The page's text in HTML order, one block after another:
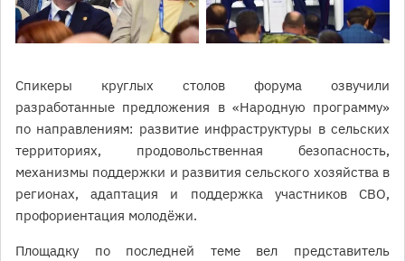
Спикеры круглых столов форума озвучили
разработанные предложения в «Народную программу»
по направлениям: развитие инфраструктуры в сельских
территориях, продовольственная безопасность,
механизмы поддержки и развития сельского хозяйства в
регионах, адаптация и поддержка участников СВО,
профориентация молодёжи.
Площадку по последней теме вел представитель